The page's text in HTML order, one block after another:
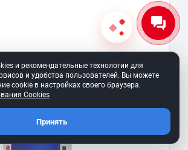
В корзину
и рекомендательные технологии для
и удобства пользователей. Вы можете
cookie в настройках своего браузера.
Cookies
Принять